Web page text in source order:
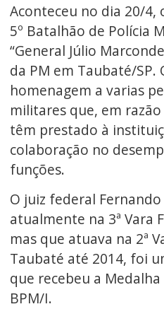
Aconteceu no dia 20/4,
5º Batalhão de Polícia
“General Júlio
da PM em Taubaté/
homenagem a varias
militares que, em
têm prestado à
colaboração no
funções.
O juiz federal Fernando
atualmente na 3ª Vara
mas que atuava na 2ª
Taubaté até 2014, foi
que recebeu a
BPM/I.